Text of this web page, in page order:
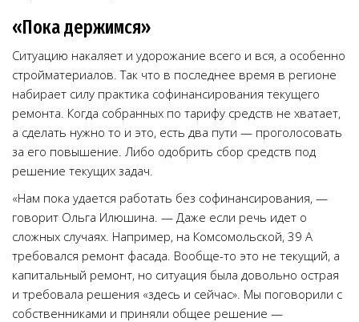
«Пока держимся»
Ситуацию накаляет и удорожание всего и вся, а особенно
стройматериалов. Так что в последнее время в регионе
набирает силу практика софинансирования текущего
ремонта. Когда собранных по тарифу средств не хватает,
а сделать нужно то и это, есть два пути — проголосовать
за его повышение. Либо одобрить сбор средств под
решение текущих задач.
«Нам пока удается работать без софинансирования, —
говорит Ольга Илюшина. — Даже если речь идет о
сложных случаях. Например, на Комсомольской, 39 А
требовался ремонт фасада. Вообще-то это не текущий, а
капитальный ремонт, но ситуация была довольно острая
и требовала решения «здесь и сейчас». Мы поговорили с
собственниками и приняли общее решение —